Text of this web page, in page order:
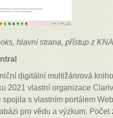
hlavní strana, přístup z
digitální multižánrová
2021 vlastní organizace
spojila s vlastním portálem
pro vědu a výzkum.